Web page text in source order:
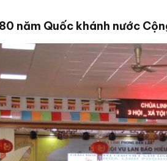
năm Quốc khánh nước